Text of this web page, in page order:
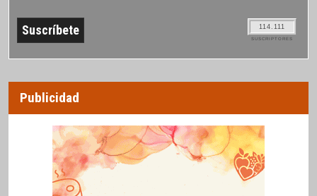
114.111
SUSCRIPTORES
Publicidad